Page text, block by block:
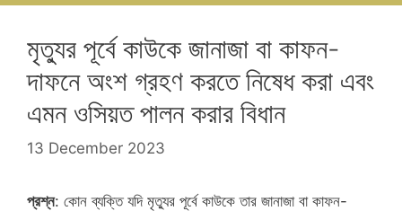
মৃত্যুর পূর্বে কাউকে জানাজা বা কাফন-
দাফনে অংশ গ্রহণ করতে নিষেধ করা এবং
এমন‌ ওসিয়ত পালন করার বিধান
13 December 2023
প্রশ্ন: কোন ব্যক্তি যদি মৃত্যুর পূর্বে কাউকে তার জানাজা বা কাফন-